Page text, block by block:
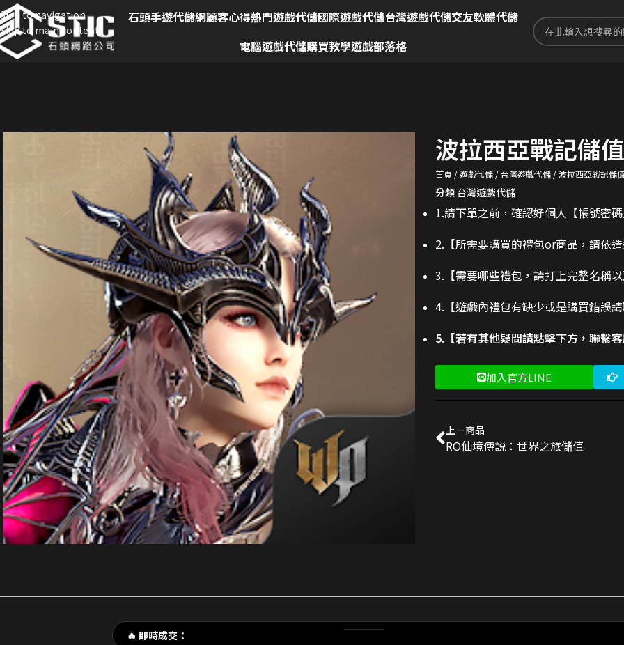
Skip to navigation
Skip to main content
石頭手遊代儲網顧客心得熱門遊戲代儲國際遊戲代儲台灣遊戲代儲交友軟體代儲
電腦遊戲代儲購買教學遊戲部落格
波拉西亞戰記儲值
首頁 遊戲代儲 台灣遊戲代儲 波拉西亞戰記儲
分類 台灣遊戲代儲
1.請下單之前，確認好個人【帳號密
2. 【所需要購買的禮包or商品，請依
3. 【需要哪些禮包，請打上完整名稱
4.【遊戲內禮包有缺少或是購買錯誤
5.【若有其他疑問請點擊下方，聯繫
加入官方LINE
上一商品
RO仙境傳説：世界之旅儲值
🔥 即時成交：
剛剛 陳**豪 購買了 3290元 禮包 交易成功
剛剛 p**e_9 購買了 170元 新手禮包 交易成功